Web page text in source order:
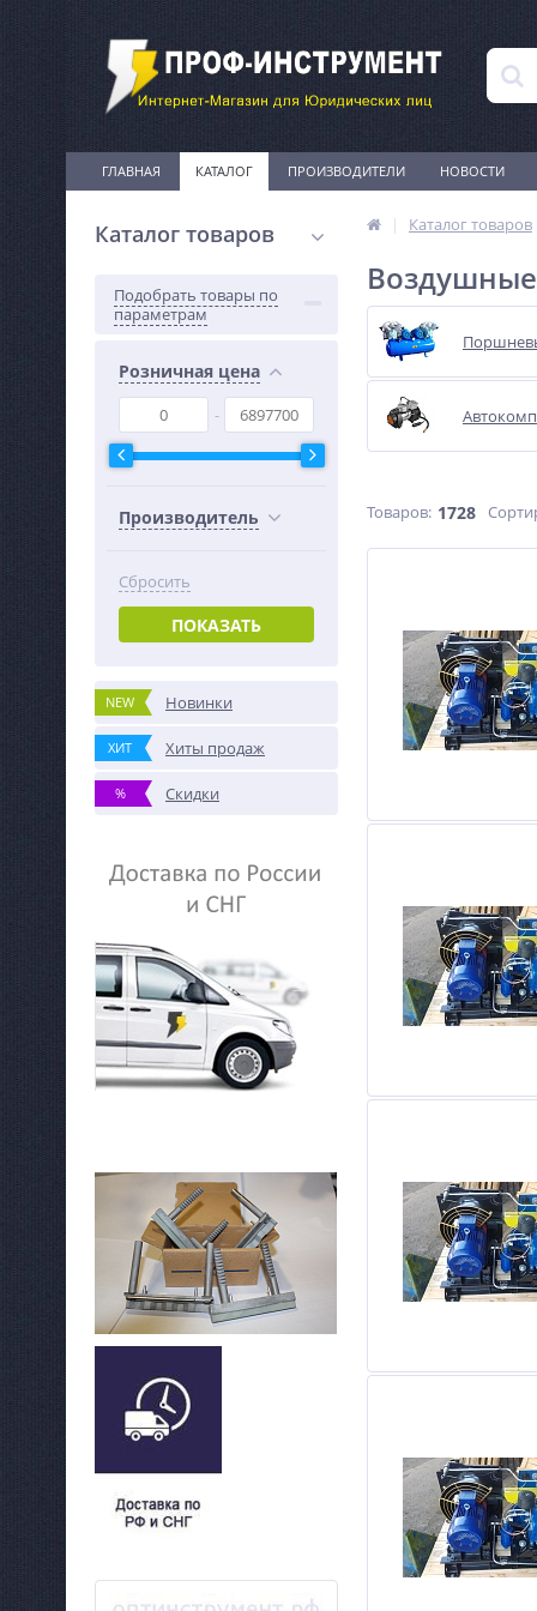
ГЛАВНАЯ КАТАЛОГ ПРОИЗВОДИТЕЛИ НОВОСТИ
Каталог товаров
Подобрать товары по
параметрам
Розничная цена
Производитель
Сбросить
ПОКАЗАТЬ
NEW Новинки
ХИТ Хиты продаж
% Скидки
Каталог товаров
Товаров: 1728